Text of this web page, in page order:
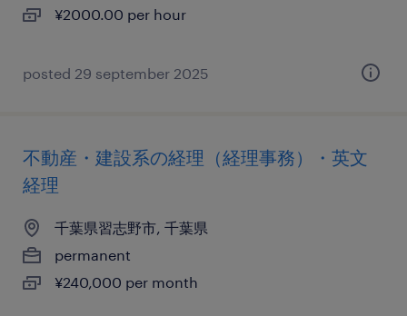
¥2000.00 per hour
posted 29 september 2025
不動産・建設系の経理（経理事務）・英文
経理
千葉県習志野市, 千葉県
permanent
¥240,000 per month